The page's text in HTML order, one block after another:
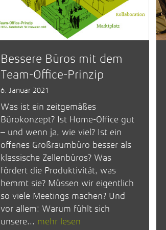
Bessere Büros mit dem
Team-Office-Prinzip
6. Januar 2021
Was ist ein zeitgemäßes
Bürokonzept? Ist Home-Office gut
– und wenn ja, wie viel? Ist ein
offenes Großraumbüro besser als
klassische Zellenbüros? Was
fördert die Produktivität, was
hemmt sie? Müssen wir eigentlich
so viele Meetings machen? Und
vor allem: Warum fühlt sich
unsere... mehr lesen